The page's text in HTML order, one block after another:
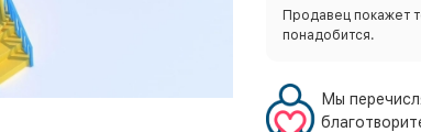
Продавец покажет
понадобится.
Мы